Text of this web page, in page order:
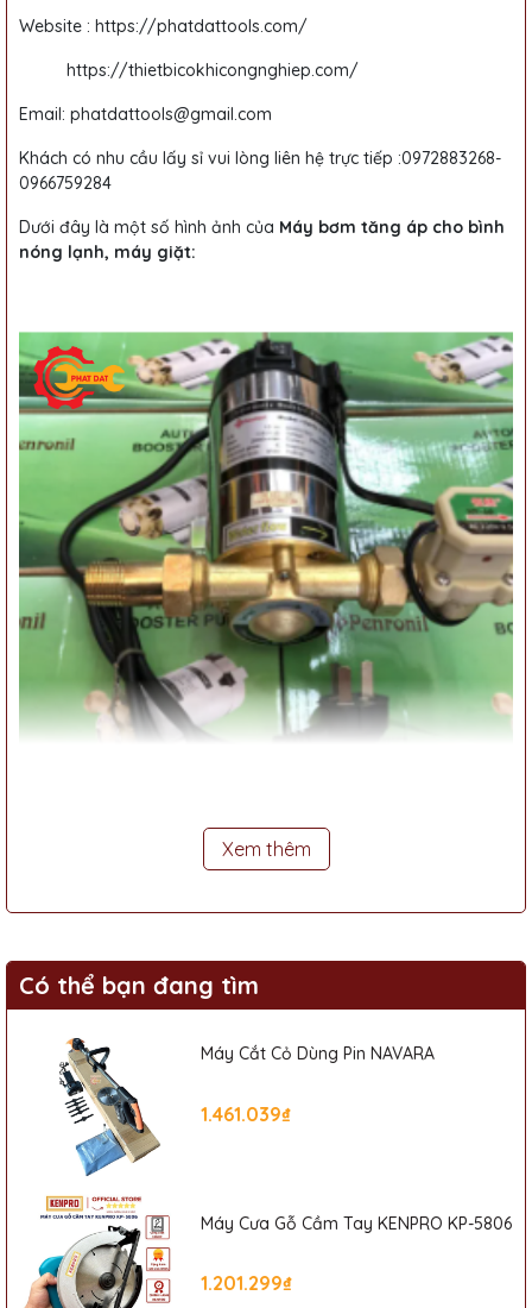
Website : https://phatdattools.com/
https://thietbicokhicongnghiep.com/
Email: phatdattools@gmail.com
Khách có nhu cầu lấy sỉ vui lòng liên hệ trực tiếp :0972883268-
0966759284
Dưới đây là một số hình ảnh của Máy bơm tăng áp cho bình
nóng lạnh, máy giặt:
Xem thêm
Có thể bạn đang tìm
Máy Cắt Cỏ Dùng Pin NAVARA
1.461.039₫
Máy Cưa Gỗ Cầm Tay KENPRO KP-5806
1.201.299₫